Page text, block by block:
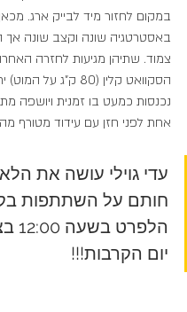
במקום לחזור מיד לבייק ארג.
באסטרטגיה שונה וקצב שונה
צמוד. שתיהן מגיעות לחזרה
הסקוואט קלין (80 ק"ג על
נכנסות כמעט בו זמנית ויושפה
אחת לפני חזן עם עידוד מטורף
עדי גוילי עושה את
חותם על השתתפות
יום הקרבות!!!